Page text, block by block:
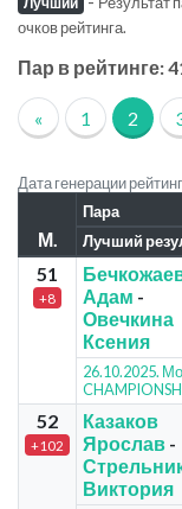
очков рейтинга.
Пар в рейтинге:
« 1 2
Дата генерации
М.
Пара
Лучший
51
+8
Адам -
Овечкина
Ксения
26.10.2025.
52
+102
Казаков
Ярослав-
Виктория